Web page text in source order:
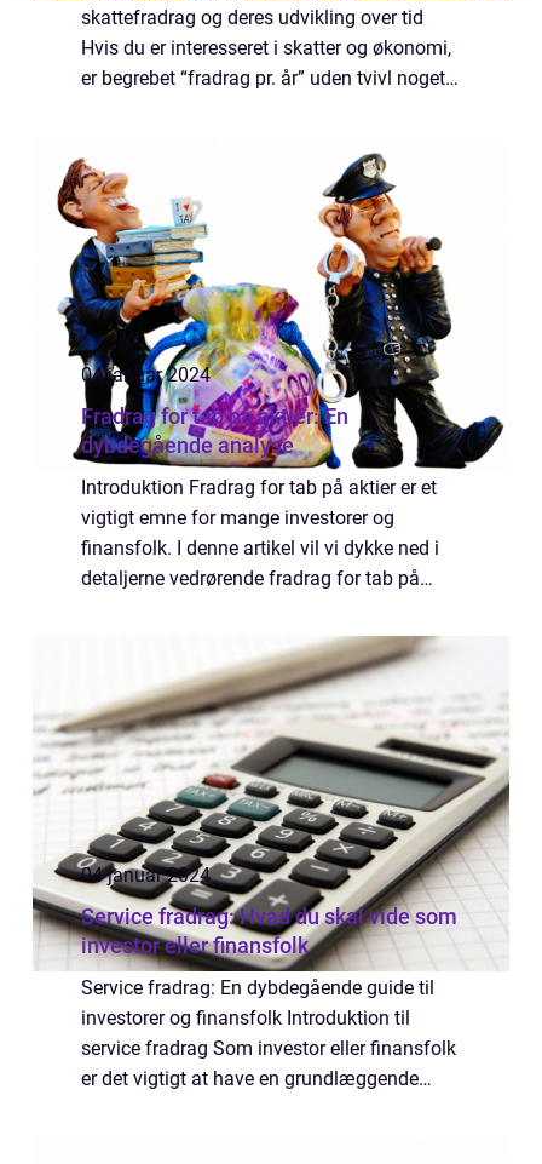
skattefradrag og deres udvikling over tid
Hvis du er interesseret i skatter og økonomi,
er begrebet “fradrag pr. år” uden tvivl noget,
04 januar 2024
Fradrag for tab på aktier: En
dybdegående analyse
Introduktion Fradrag for tab på aktier er et
vigtigt emne for mange investorer og
finansfolk. I denne artikel vil vi dykke ned i
detaljerne vedrørende fradrag for tab på
for personer, der er interessere...
04 januar 2024
Service fradrag: Hvad du skal vide som
investor eller finansfolk
Service fradrag: En dybdegående guide til
investorer og finansfolk Introduktion til
service fradrag Som investor eller finansfolk
er det vigtigt at have en grundlæggende